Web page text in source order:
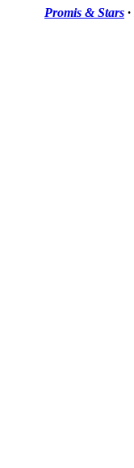
Promis & Stars ·